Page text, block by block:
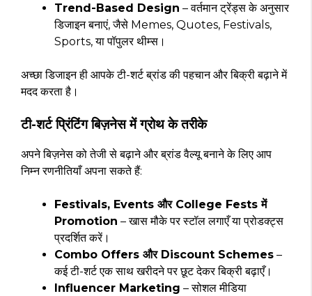
Trend-Based Design – वर्तमान ट्रेंड्स के अनुसार
डिजाइन बनाएं, जैसे Memes, Quotes, Festivals,
Sports, या पॉपुलर थीम्स।
अच्छा डिजाइन ही आपके टी-शर्ट ब्रांड की पहचान और बिक्री बढ़ाने में
मदद करता है।
टी-शर्ट प्रिंटिंग बिज़नेस में ग्रोथ के तरीके
अपने बिज़नेस को तेजी से बढ़ाने और ब्रांड वैल्यू बनाने के लिए आप
निम्न रणनीतियाँ अपना सकते हैं:
Festivals, Events और College Fests में
Promotion – खास मौके पर स्टॉल लगाएँ या प्रोडक्ट्स
प्रदर्शित करें।
Combo Offers और Discount Schemes –
कई टी-शर्ट एक साथ खरीदने पर छूट देकर बिक्री बढ़ाएँ।
Influencer Marketing – सोशल मीडिया